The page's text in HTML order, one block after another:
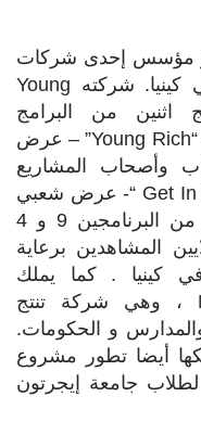
من العمر 25 عاما هو مؤسس إحدى شركات
كينيا. شركته Young
اثنين من البرامج
Young Rich” – عرض
وأصحاب المشاريع
Get “- عرض شعبي
للغاية للطبخ. وقد وصل بث كل من البرنامجين 9 و 4
المشاهدين برعاية
كينيا . كما يملك
، وهي شركة تنتج
و الحكومات.
أيضا تطور مشروع
لطلاب جامعة إيجرتون